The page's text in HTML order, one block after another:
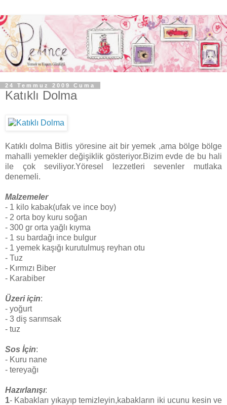
24 Temmuz 2009 Cuma
Katıklı Dolma
Katıklı dolma Bitlis yöresine ait bir yemek ,ama bölge bölge
mahalli yemekler değişiklik gösteriyor.Bizim evde de bu hali
ile çok seviliyor.Yöresel lezzetleri sevenler mutlaka
denemeli.
Malzemeler
- 1 kilo kabak(ufak ve ince boy)
- 2 orta boy kuru soğan
- 300 gr orta yağlı kıyma
- 1 su bardağı ince bulgur
- 1 yemek kaşığı kurutulmuş reyhan otu
- Tuz
- Kırmızı Biber
- Karabiber
Üzeri için:
- yoğurt
- 3 diş sarımsak
- tuz
Sos İçin:
- Kuru nane
- tereyağı
Hazırlanışı:
1- Kabakları yıkayıp temizleyin,kabakların iki ucunu kesin ve